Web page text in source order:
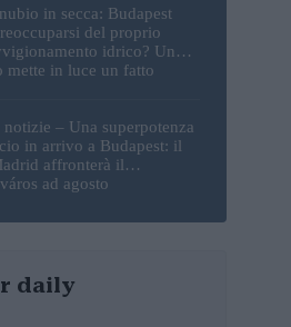
in secca: Budapest
del proprio
idrico? Un
mette in luce un fatto
– Una superpotenza
in arrivo a Budapest: il
affronterà il
ad agosto
daily